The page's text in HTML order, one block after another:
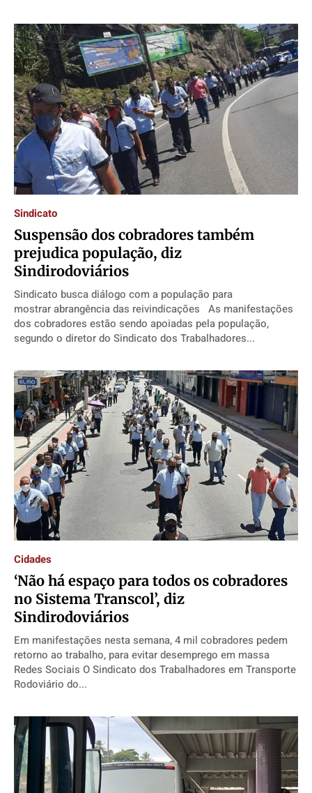
Sindicato
Suspensão dos cobradores também
prejudica população, diz
Sindirodoviários
Sindicato busca diálogo com a população para
mostrar abrangência das reivindicações As manifestações
dos cobradores estão sendo apoiadas pela população,
segundo o diretor do Sindicato dos Trabalhadores...
Cidades
‘Não há espaço para todos os cobradores
no Sistema Transcol’, diz
Sindirodoviários
Em manifestações nesta semana, 4 mil cobradores pedem
retorno ao trabalho, para evitar desemprego em massa
Redes Sociais O Sindicato dos Trabalhadores em Transporte
Rodoviário do...